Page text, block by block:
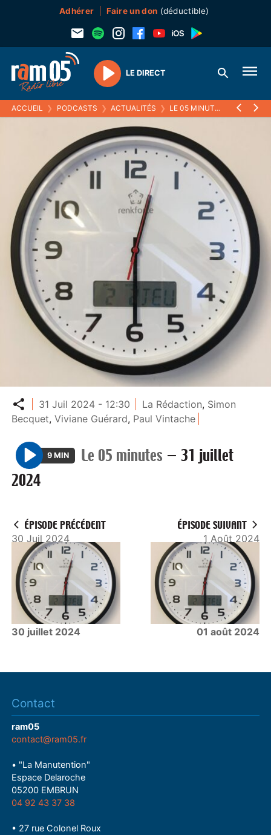
Adhérer Faire un don (déductible)
Play
LE DIRECT
ACCUEIL ❯ PODCASTS ❯ ACTUALITÉS ❯ LE 05 MINUTES 31
Partager
31 Juil 2024 - 12:30 La Rédaction, Simon
Becquet,Viviane Guérard, Paul Vintache
P
l
9 MIN Le 05 minutes — 31 juillet
2024
ÉPISODE PRÉCÉDENT
30 Juil 2024
30 juillet 2024
ÉPISODE SUIVANT
1 Août 2024
01 août 2024
Contact
ram05
contact@ram05.fr
• "La Manutention"
Espace Delaroche
05200 EMBRUN
04 92 43 37 38
• 27 rue Colonel Roux